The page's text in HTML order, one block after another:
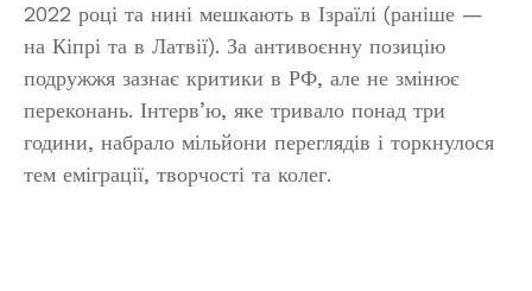
2022 році та нині мешкають в Ізраїлі (раніше —
на Кіпрі та в Латвії). За антивоєнну позицію
подружжя зазнає критики в РФ, але не змінює
переконань. Інтерв’ю, яке тривало понад три
години, набрало мільйони переглядів і торкнулося
тем еміграції, творчості та колег.